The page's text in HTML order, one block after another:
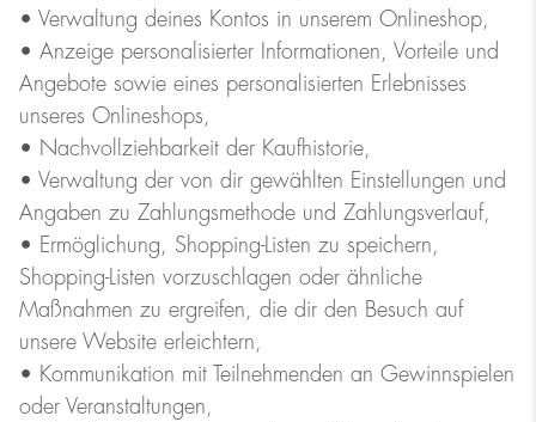
• Verwaltung deines Kontos in unserem Onlineshop,
• Anzeige personalisierter Informationen, Vorteile und
Angebote sowie eines personalisierten Erlebnisses
unseres Onlineshops,
• Nachvollziehbarkeit der Kaufhistorie,
• Verwaltung der von dir gewählten Einstellungen und
Angaben zu Zahlungsmethode und Zahlungsverlauf,
• Ermöglichung, Shopping-Listen zu speichern,
Shopping-Listen vorzuschlagen oder ähnliche
Maßnahmen zu ergreifen, die dir den Besuch auf
unsere Website erleichtern,
• Kommunikation mit Teilnehmenden an Gewinnspielen
oder Veranstaltungen,